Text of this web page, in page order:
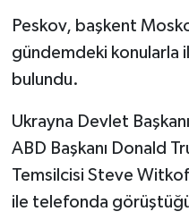
Peskov, başkent
gündemdeki konularla
bulundu.
Ukrayna Devlet
ABD Başkanı Donald
Temsilcisi Steve
ile telefonda